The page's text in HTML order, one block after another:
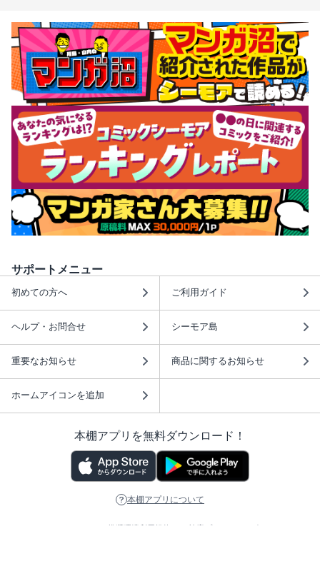
サポートメニュー
初めての方へ ご利用ガイド
ヘルプ・お問合せ シーモア島
重要なお知らせ 商品に関するお知らせ
ホームアイコンを追加
本棚アプリを無料ダウンロード！
本棚アプリについて
推奨環境 利用規約 ISBN検索 プライバシーポリシー